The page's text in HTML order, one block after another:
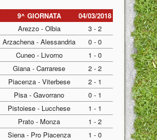
9^ GIORNATA
04/03/2018
Arezzo - Olbia
3 - 2
Arzachena - Alessandria
0 - 0
Cuneo - Livorno
1 - 0
Giana - Carrarese
2 - 2
Piacenza - Viterbese
2 - 1
Pisa - Gavorrano
0 - 1
Pistoiese - Lucchese
1 - 1
Prato - Monza
1 - 2
Siena - Pro Piacenza 1 - 0